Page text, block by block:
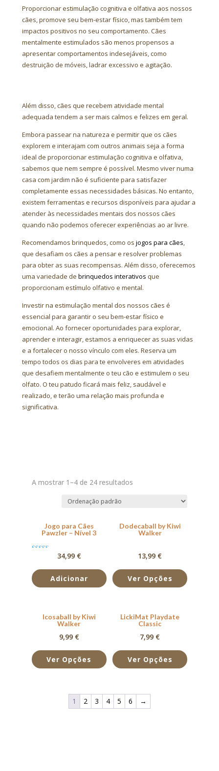
Proporcionar estimulação cognitiva e olfativa aos nossos
cães, promove seu bem-estar físico, mas também tem
impactos positivos no seu comportamento. Cães
mentalmente estimulados são menos propensos a
apresentar comportamentos indesejáveis, como
destruição de móveis, ladrar excessivo e agitação.
Além disso, cães que recebem atividade mental
adequada tendem a ser mais calmos e felizes em geral.
Embora passear na natureza e permitir que os cães
explorem e interajam com outros animais seja a forma
ideal de proporcionar estimulação cognitiva e olfativa,
sabemos que nem sempre é possível. Mesmo viver numa
casa com jardim não é suficiente para satisfazer
completamente essas necessidades básicas. No entanto,
existem ferramentas e recursos disponíveis para ajudar a
atender às necessidades mentais dos nossos cães
quando não podemos oferecer experiências ao ar livre.
Recomendamos brinquedos, como os jogos para cães,
que desafiam os cães a pensar e resolver problemas
para obter as suas recompensas. Além disso, oferecemos
uma variedade de brinquedos interativos que
proporcionam estímulo olfativo e mental.
Investir na estimulação mental dos nossos cães é
essencial para garantir o seu bem-estar físico e
emocional. Ao fornecer oportunidades para explorar,
aprender e interagir, estamos a enriquecer as suas vidas
e a fortalecer o nosso vínculo com eles. Reserva um
tempo todos os dias para te envolveres em atividades
que desafiem mentalmente o teu cão e estimulem o seu
olfato. O teu patudo ficará mais feliz, saudável e
realizado, e terão uma relação mais profunda e
significativa.
A mostrar 1–4 de 24 resultados
Jogo para Cães
Pawzler – Nível 3
de 5
34,99 €
Adicionar
Dodecaball by Kiwi
Walker
13,99 €
Ver Opções
Icosaball by Kiwi
Walker
9,99 €
Ver Opções
LickiMat Playdate
Classic
7,99 €
Ver Opções
1 2 3 4 5 6 →